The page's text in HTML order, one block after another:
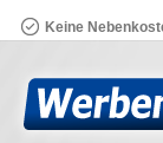
Keine